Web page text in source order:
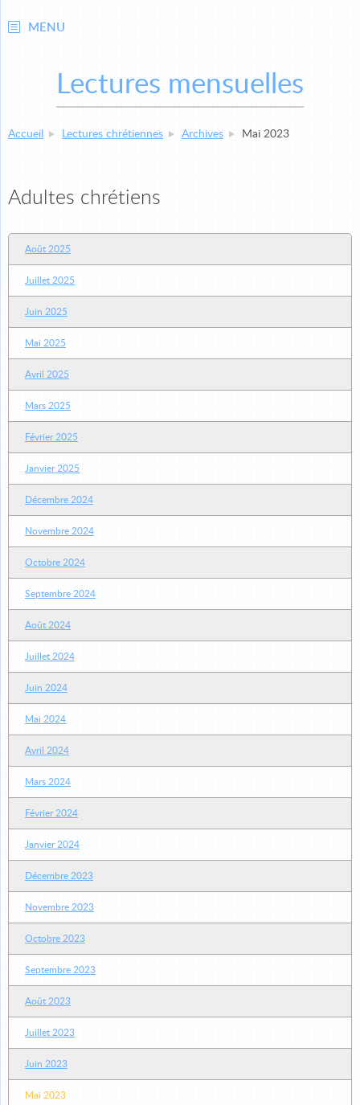
MENU
Lectures mensuelles
Accueil Lectures chrétiennes Archives Mai 2023
Adultes chrétiens
Août 2025
Juillet 2025
Juin 2025
Mai 2025
Avril 2025
Mars 2025
Février 2025
Janvier 2025
Décembre 2024
Novembre 2024
Octobre 2024
Septembre 2024
Août 2024
Juillet 2024
Juin 2024
Mai 2024
Avril 2024
Mars 2024
Février 2024
Janvier 2024
Décembre 2023
Novembre 2023
Octobre 2023
Septembre 2023
Août 2023
Juillet 2023
Juin 2023
Mai 2023